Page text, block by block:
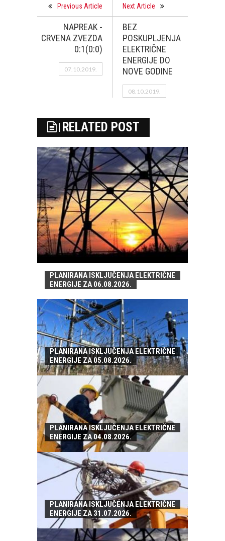
Previous Article
NAPREAK -
CRVENA ZVEZDA
0:1(0:0)
07.10.2019.
Next Article
BEZ
POSKUPLJENJA
ELEKTRIČNE
ENERGIJE DO
NOVE GODINE
08.10.2019.
RELATED POST
PLANIRANA ISKLJUČENJA ELEKTRIČNE
ENERGIJE ZA 06.08.2026.
PLANIRANA ISKLJUČENJA ELEKTRIČNE
ENERGIJE ZA 05.08.2026.
PLANIRANA ISKLJUČENJA ELEKTRIČNE
ENERGIJE ZA 04.08.2026.
PLANIRANA ISKLJUČENJA ELEKTRIČNE
ENERGIJE ZA 31.07.2026.